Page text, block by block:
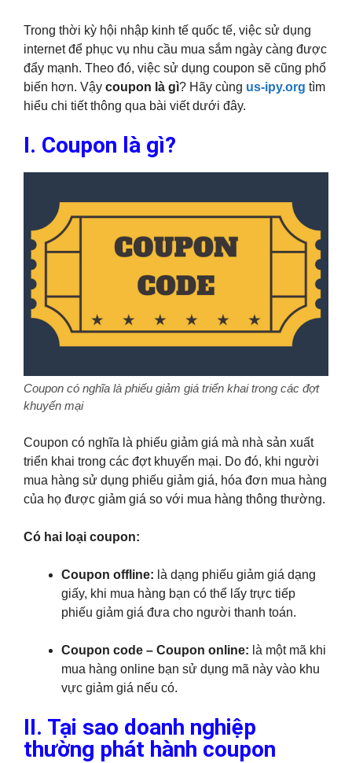
Trong thời kỳ hội nhập kinh tế quốc tế, việc sử dụng
internet để phục vụ nhu cầu mua sắm ngày càng được
đẩy mạnh. Theo đó, việc sử dụng coupon sẽ cũng phổ
biến hơn. Vậy coupon là gì? Hãy cùng us-ipy.org tìm
hiểu chi tiết thông qua bài viết dưới đây.
I. Coupon là gì?
Coupon có nghĩa là phiếu giảm giá triển khai trong các đợt
khuyến mại
Coupon có nghĩa là phiếu giảm giá mà nhà sản xuất
triển khai trong các đợt khuyến mại. Do đó, khi người
mua hàng sử dụng phiếu giảm giá, hóa đơn mua hàng
của họ được giảm giá so với mua hàng thông thường.
Có hai loại coupon:
Coupon offline: là dạng phiếu giảm giá dạng
giấy, khi mua hàng bạn có thể lấy trực tiếp
phiếu giảm giá đưa cho người thanh toán.
Coupon code – Coupon online: là một mã khi
mua hàng online bạn sử dụng mã này vào khu
vực giảm giá nếu có.
II. Tại sao doanh nghiệp
thường phát hành coupon